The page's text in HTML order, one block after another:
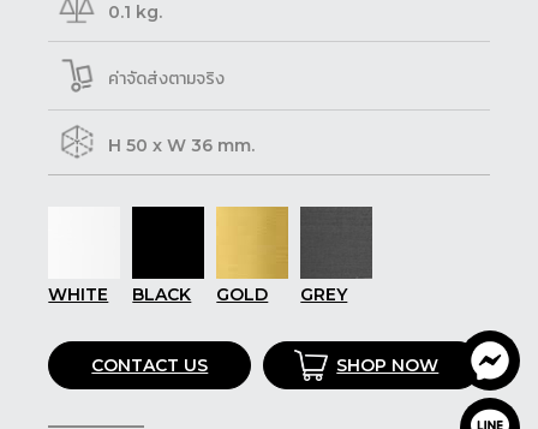
0.1 kg.
ค่าจัดส่งตามจริง
H 50 x W 36 mm.
WHITE BLACK GOLD GREY
CONTACT US SHOP NOW